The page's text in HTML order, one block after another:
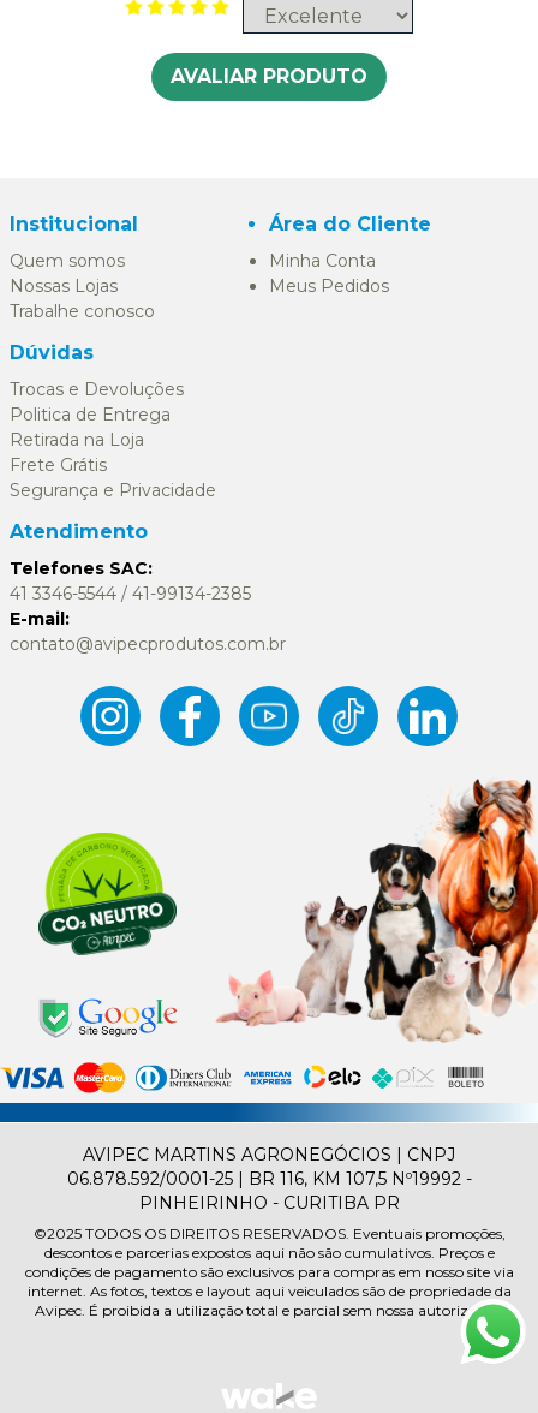
AVALIAR PRODUTO
Institucional
Quem somos
Nossas Lojas
Trabalhe conosco
Área do Cliente
Minha Conta
Meus Pedidos
Dúvidas
Trocas e Devoluções
Politica de Entrega
Retirada na Loja
Frete Grátis
Segurança e Privacidade
Atendimento
Telefones SAC:
41 3346-5544 / 41-99134-2385
E-mail:
contato@avipecprodutos.com.br
AVIPEC MARTINS AGRONEGÓCIOS | CNPJ
06.878.592/0001-25 | BR 116, KM 107,5 Nº19992 -
PINHEIRINHO - CURITIBA PR
©2025 TODOS OS DIREITOS RESERVADOS. Eventuais promoções,
descontos e parcerias expostos aqui não são cumulativos. Preços e
condições de pagamento são exclusivos para compras em nosso site via
internet. As fotos, textos e layout aqui veiculados são de propriedade da
Avipec. É proibida a utilização total e parcial sem nossa autorização.